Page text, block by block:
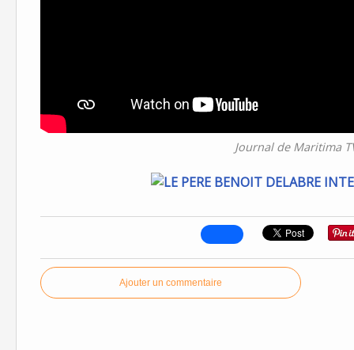
Journal de Maritima
Ajouter un commentaire